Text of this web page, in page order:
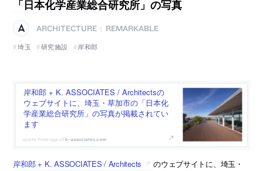
「日本化学産業総合研究所」の写真
ARCHITECTURE
REMARKABLE
埼玉
研究施設 岸和郎
岸和郎 + K. ASSOCIATES / Architectsの
ウェブサイトに、埼玉・草加市の「日本化
学産業総合研究所」の写真が掲載されてい
ます
k-associates.com
岸和郎 + K. ASSOCIATES / Architects
のウェブサイトに、埼玉・